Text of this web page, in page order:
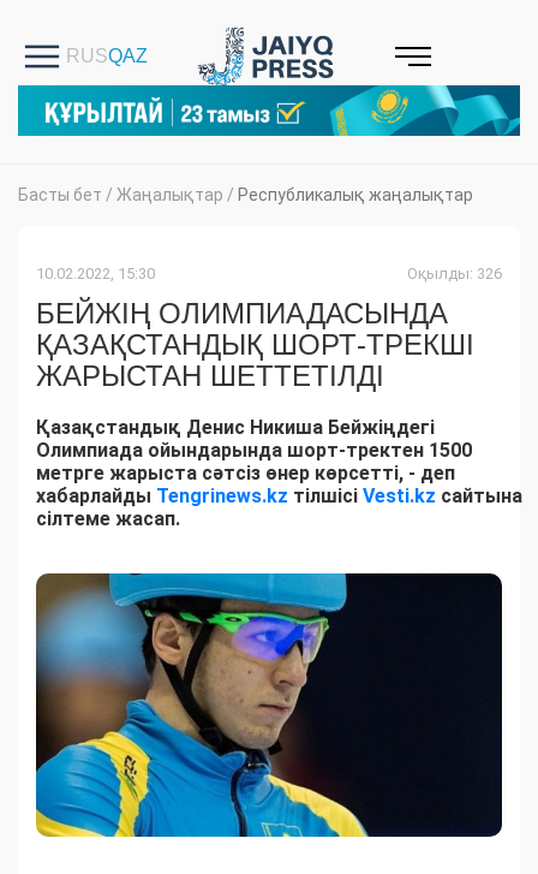
Басты бет / Жаңалықтар / Республикалық жаңалықтар
10.02.2022, 15:30 Оқылды: 326
БЕЙЖІҢ ОЛИМПИАДАСЫНДА
ҚАЗАҚСТАНДЫҚ ШОРТ-ТРЕКШІ
ЖАРЫСТАН ШЕТТЕТІЛДІ
Қазақстандық Денис Никиша Бейжіңдегі
Олимпиада ойындарында шорт-тректен 1500
метрге жарыста сәтсіз өнер көрсетті, - деп
хабарлайды Tengrinews.kz тілшісі Vesti.kz сайтына
сілтеме жасап.